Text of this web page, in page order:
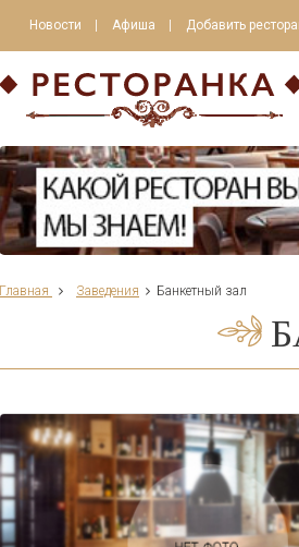
Новости Афиша Добавить
Главная Заведения Банкетный зал